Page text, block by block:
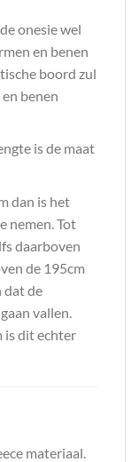
onesie wel
en benen
boord zul
benen
is de maat
dan is het
nemen. Tot
daarboven
de 195cm
dat de
vallen.
is dit echter
materiaal.